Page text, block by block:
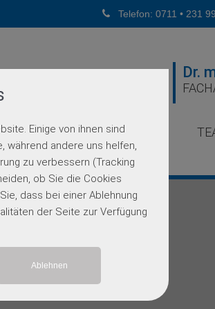
Einige von ihnen sind
während andere uns helfen,
zu verbessern (Tracking
ob Sie die Cookies
dass bei einer Ablehnung
der Seite zur Verfügung
Telefon: 0711 • 231
Dr.
DIAGNOSTIK PARTNER
Unternehmen
Kontakt